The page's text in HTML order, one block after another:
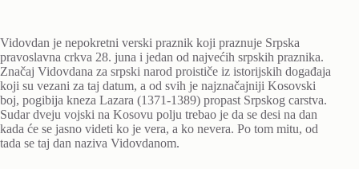
Vidovdan je nepokretni verski praznik koji praznuje Srpska
pravoslavna crkva 28. juna i jedan od najvećih srpskih praznika.
Značaj Vidovdana za srpski narod proističe iz istorijskih događaja
koji su vezani za taj datum, a od svih je najznačajniji Kosovski
boj, pogibija kneza Lazara (1371-1389) propast Srpskog carstva.
Sudar dveju vojski na Kosovu polju trebao je da se desi na dan
kada će se jasno videti ko je vera, a ko nevera. Po tom mitu, od
tada se taj dan naziva Vidovdanom.